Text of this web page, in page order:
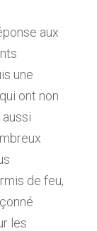
aux
une
ont non
de feu,
les